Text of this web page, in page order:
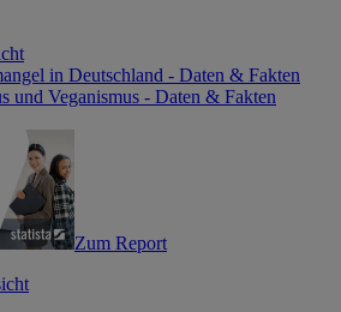
in Deutschland - Daten & Fakten
und Veganismus - Daten & Fakten
Zum Report